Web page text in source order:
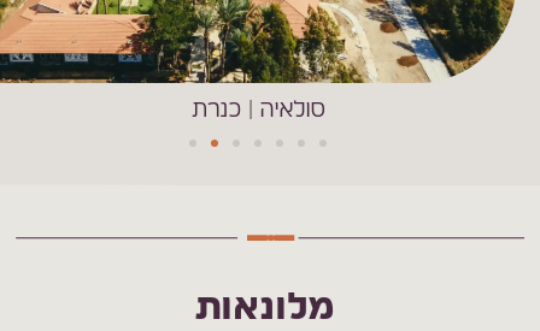
סולאיה | כנרת
מלונאות